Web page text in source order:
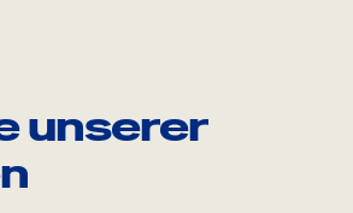
unserer